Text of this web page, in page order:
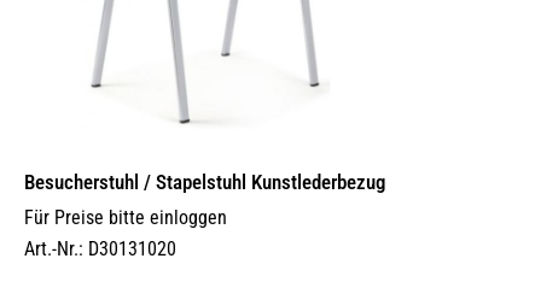
werden
Besucherstuhl / Stapelstuhl Kunstlederbezug
Für Preise bitte einloggen
Art.-Nr.: D30131020